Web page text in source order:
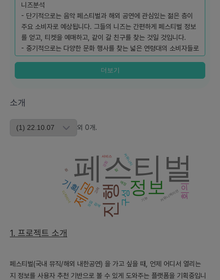
니즈분석
- 단기적으로는 음악 페스티벌과 해외 공연에 관심있는 젊은 층이
주요 소비자로 예상됩니다. 그들의 니즈는 간편하게 페스티벌 정보
를 얻고, 티켓을 예매하고, 같이 갈 친구를 찾는 것일 것입니다.
- 중기적으로는 다양한 문화 행사를 찾는 넓은 연령대의 소비자들로
사 정보를 제공받는 것일 것입니다.
- 장기적으로는 국내외 여러 문화/공연 행사에 대한 정보를 제공하
장으로 확장될 것입니다. 이들 소비자의 니즈는 개인 취향에 맞게
2) 현재 시장성과 향후 3년간 시장 추세와 그 이유, 그리고 예상 경
- 현재 음악 페스티벌 및 공연을 찾는 정보 검색 서비스 시장은 분화
되어 있지 않습니다. 그러나 최근의 문화 소비 트렌드와 디지털 기
술의 발전으로 인해, 이 시장은 앞으로 3년간 지속적으로 성장할 것
- 경쟁업체로는 기타 공연 티켓 예매 사이트 및 앱들이 있을 것입니
다. 그러나 이들 사이트는 일반적으로 표준화된 정보 제공에 초점을
지 않고 있습니다.
상)
- 사용자맞춤형 추천 기능: 사용자의 선호도와 행동 데이터를 기반
더보기
소개
외 0개.
페스티벌
정보
진행
제공
기획 회의
구성
검색
원
커뮤니티
기능
고려
예정
커뮤니케이션
팀
모집
디자이너
경험
서비스
1. 프로젝트 소개
페스티벌(국내 뮤직/해외 내한공연) 을 가고 싶을 때, 언제 어디서 열리는
지 정보를 사용자 추천 기반으로 볼 수 있게 도와주는 플랫폼을 기획중입니